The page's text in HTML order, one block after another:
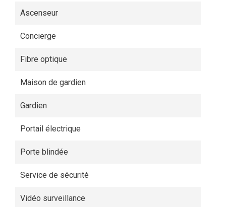
Ascenseur
Concierge
Fibre optique
Maison de gardien
Gardien
Portail électrique
Porte blindée
Service de sécurité
Vidéo surveillance